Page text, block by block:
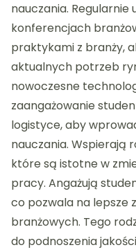
nauczania.
konferencjach
praktykami z branży,
aktualnych potrzeb
nowoczesne
zaangażowanie
logistyce, aby
nauczania. Wspierają
które są istotne w
pracy. Angażują
co pozwala na lepsze
branżowych. Tego
do podnoszenia